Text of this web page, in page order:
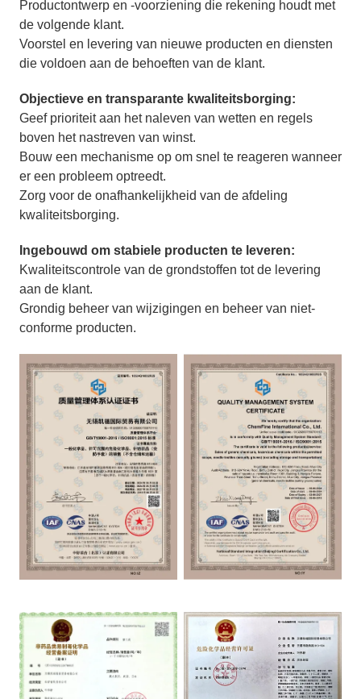
Productontwerp en -voorziening die rekening houdt met
de volgende klant.
Voorstel en levering van nieuwe producten en diensten
die voldoen aan de behoeften van de klant.
Objectieve en transparante kwaliteitsborging:
Geef prioriteit aan het naleven van wetten en regels
boven het nastreven van winst.
Bouw een mechanisme op om snel te reageren wanneer
er een probleem optreedt.
Zorg voor de onafhankelijkheid van de afdeling
kwaliteitsborging.
Ingebouwd om stabiele producten te leveren:
Kwaliteitscontrole van de grondstoffen tot de levering
aan de klant.
Grondig beheer van wijzigingen en beheer van niet-
conforme producten.